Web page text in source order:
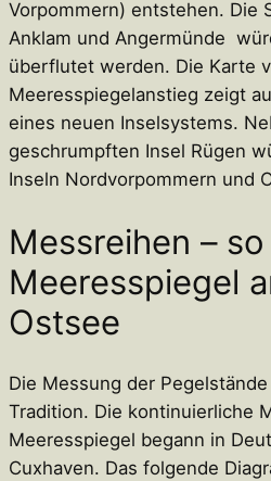
Vorpommern) entstehen. Die
Anklam und Angermünde
überflutet werden. Die Karte
Meeresspiegelanstieg zeigt
eines neuen Inselsystems.
geschrumpften Insel Rügen
Inseln Nordvorpommern und
Messreihen –
Meeresspiegel
Ostsee
Die Messung der
Tradition. Die kontinuierliche
Meeresspiegel begann in
Cuxhaven. Das folgende